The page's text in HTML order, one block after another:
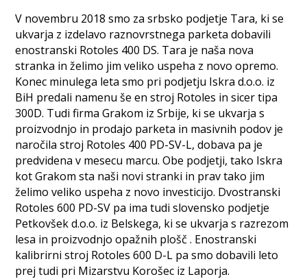
V novembru 2018 smo za srbsko podjetje Tara, ki se
ukvarja z izdelavo raznovrstnega parketa dobavili
enostranski Rotoles 400 DS. Tara je naša nova
stranka in želimo jim veliko uspeha z novo opremo.
Konec minulega leta smo pri podjetju Iskra d.o.o. iz
BiH predali namenu še en stroj Rotoles in sicer tipa
300D. Tudi firma Grakom iz Srbije, ki se ukvarja s
proizvodnjo in prodajo parketa in masivnih podov je
naročila stroj Rotoles 400 PD-SV-L, dobava pa je
predvidena v mesecu marcu. Obe podjetji, tako Iskra
kot Grakom sta naši novi stranki in prav tako jim
želimo veliko uspeha z novo investicijo. Dvostranski
Rotoles 600 PD-SV pa ima tudi slovensko podjetje
Petkovšek d.o.o. iz Belskega, ki se ukvarja s razrezom
lesa in proizvodnjo opažnih plošč . Enostranski
kalibrirni stroj Rotoles 600 D-L pa smo dobavili leto
prej tudi pri Mizarstvu Korošec iz Laporja.